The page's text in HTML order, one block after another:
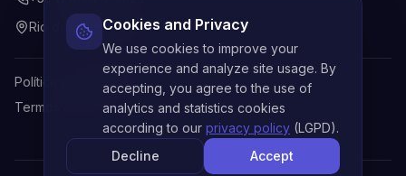
Rio de Janeiro, Brasil
Política de Privacidade
Termos de Uso
Cookies and Privacy
We use cookies to improve your
experience and analyze site usage. By
accepting, you agree to the use of
analytics and statistics cookies
according to our privacy policy (LGPD).
Decline
Accept